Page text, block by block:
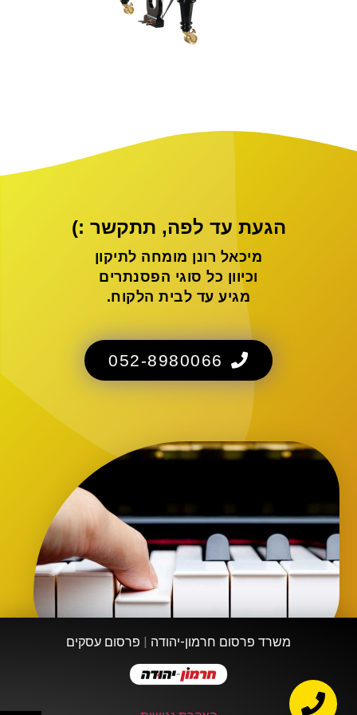
הגעת עד לפה, תתקשר :)
מיכאל רונן מומחה לתיקון
וכיוון כל סוגי הפסנתרים
מגיע עד לבית הלקוח.
052-8980066
משרד פרסום חרמון-יהודה | פרסום עסקים